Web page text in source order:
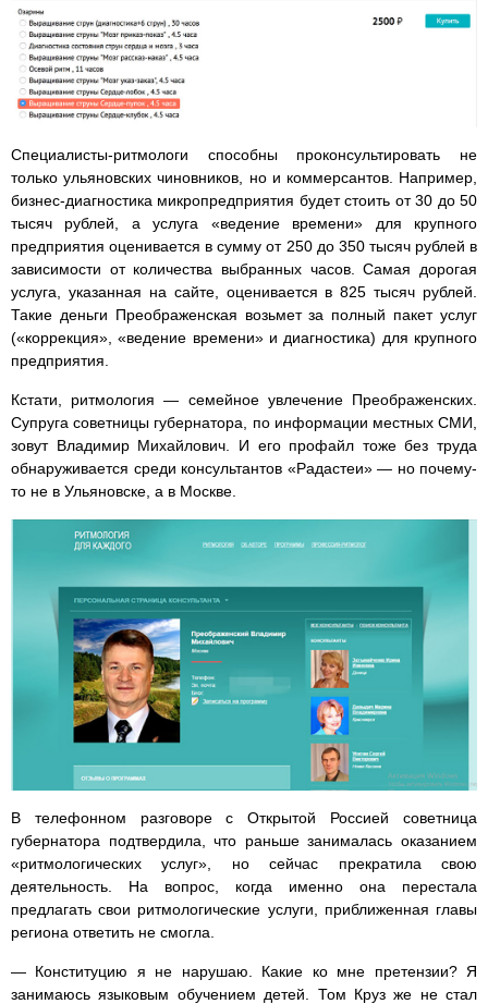
Специалисты-ритмологи способны проконсультировать не
только ульяновских чиновников, но и коммерсантов. Например,
бизнес-диагностика микропредприятия будет стоить от 30 до 50
тысяч рублей, а услуга «ведение времени» для крупного
предприятия оценивается в сумму от 250 до 350 тысяч рублей в
зависимости от количества выбранных часов. Самая дорогая
услуга, указанная на сайте, оценивается в 825 тысяч рублей.
Такие деньги Преображенская возьмет за полный пакет услуг
(«коррекция», «ведение времени» и диагностика) для крупного
предприятия.
Кстати, ритмология — семейное увлечение Преображенских.
Супруга советницы губернатора, по информации местных СМИ,
зовут Владимир Михайлович. И его профайл тоже без труда
обнаруживается среди консультантов «Радастеи» — но почему-
то не в Ульяновске, а в Москве.
В телефонном разговоре с Открытой Россией советница
губернатора подтвердила, что раньше занималась оказанием
«ритмологических услуг», но сейчас прекратила свою
деятельность. На вопрос, когда именно она перестала
предлагать свои ритмологические услуги, приближенная главы
региона ответить не смогла.
— Конституцию я не нарушаю. Какие ко мне претензии? Я
занимаюсь языковым обучением детей. Том Круз же не стал